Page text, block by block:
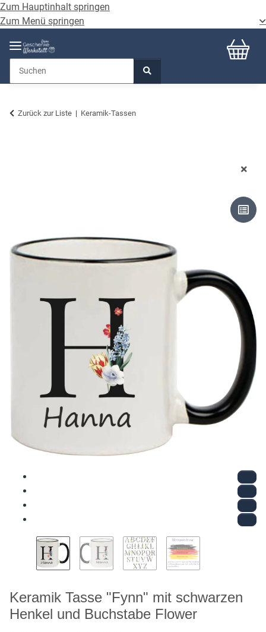
Zum Hauptinhalt springen
Zum Menü springen
Zurück zur Liste Keramik-Tassen
Keramik Tasse "Fynn" mit schwarzen
Henkel und Buchstabe Flower